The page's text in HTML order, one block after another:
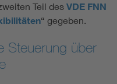
Teil des VDE FNN
“ gegeben.
Steuerung über